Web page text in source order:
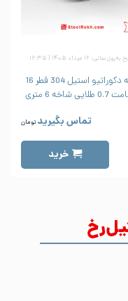
۱۲ مرداد ۱۴۰۵ | ۱۶:۳۵
لوله دکوراتیو استیل 304 قطر 16
شاخه 6 متری
تماس بگیرید تومان
خرید